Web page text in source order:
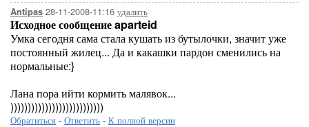
Antipas 28-11-2008-11:16 удалить
Исходное сообщение aparteid
Умка сегодня сама стала кушать из бутылочки, значит уже
постоянный жилец... Да и какашки пардон сменились на
нормальные:}
Лана пора ийти кормить малявок...
)))))))))))))))))))))))))))
Обратиться - Ответить - К полной версии